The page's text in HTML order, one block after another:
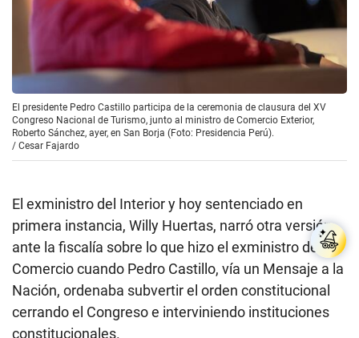
El presidente Pedro Castillo participa de la ceremonia de clausura del XV
Congreso Nacional de Turismo, junto al ministro de Comercio Exterior,
Roberto Sánchez, ayer, en San Borja (Foto: Presidencia Perú).
/ Cesar Fajardo
El exministro del Interior y hoy sentenciado en
primera instancia, Willy Huertas, narró otra versión
ante la fiscalía sobre lo que hizo el exministro de
Comercio cuando Pedro Castillo, vía un Mensaje a la
Nación, ordenaba subvertir el orden constitucional
cerrando el Congreso e interviniendo instituciones
constitucionales.